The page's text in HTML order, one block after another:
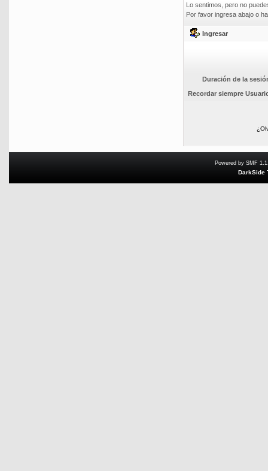
Lo sentimos, pero no
Por favor ingresa abajo o
Ingresar
Duración de la
Recordar siempre
Powered by SMF
DarkSide